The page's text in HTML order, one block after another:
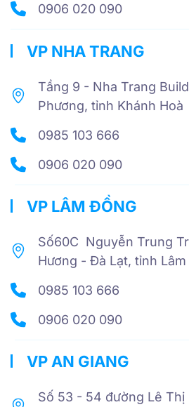
0906 020 090
VP NHA TRANG
Tầng 9 - Nha Trang
Phương, tỉnh Khánh Hoà
0985 103 666
0906 020 090
VP LÂM ĐỒNG
Số60C Nguyễn Trung
Hương - Đà Lạt, tỉnh
0985 103 666
0906 020 090
VP AN GIANG
Số 53 - 54 đường Lê Thị